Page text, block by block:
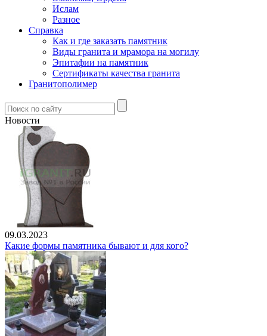
Ислам
Разное
Справка
Как и где заказать памятник
Виды гранита и мрамора на могилу
Эпитафии на памятник
Сертификаты качества гранита
Гранитополимер
Новости
09.03.2023
Какие формы памятника бывают и для кого?